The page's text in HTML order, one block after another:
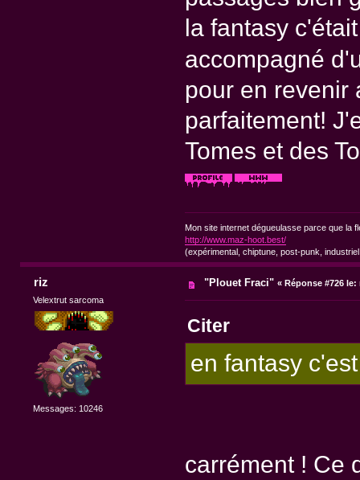
la fantasy
accompagné
pour en revenir
parfaitement!
Tomes et des
Mon site internet dégueulasse parce que la
http://www.maz-hoot.best/
(expérimental, chiptune, post-punk,
riz
Velextrut sarcoma
Messages: 10246
"Plouet Fraci" «Réponse #726 le:
Citer
en fantasy
carrément ! Ce